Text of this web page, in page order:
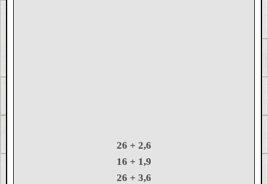
26 + 2,6
16 + 1,9
26 + 3,6